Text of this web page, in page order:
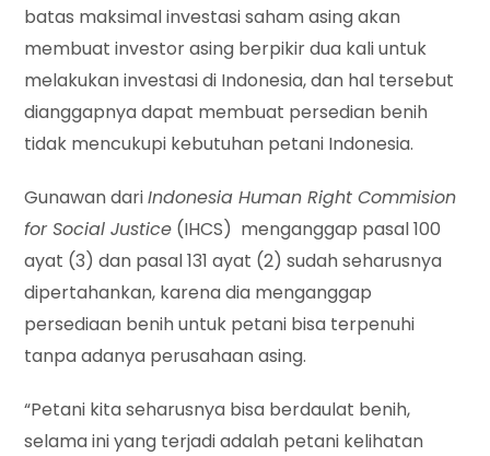
batas maksimal investasi saham asing akan
membuat investor asing berpikir dua kali untuk
melakukan investasi di Indonesia, dan hal tersebut
dianggapnya dapat membuat persedian benih
tidak mencukupi kebutuhan petani Indonesia.
Gunawan dariIndonesia Human Right Commision
for Social Justice (IHCS) menganggap pasal 100
ayat (3) dan pasal 131 ayat (2) sudah seharusnya
dipertahankan, karena dia menganggap
persediaan benih untuk petani bisa terpenuhi
tanpa adanya perusahaan asing.
“Petani kita seharusnya bisa berdaulat benih,
selama ini yang terjadi adalah petani kelihatan